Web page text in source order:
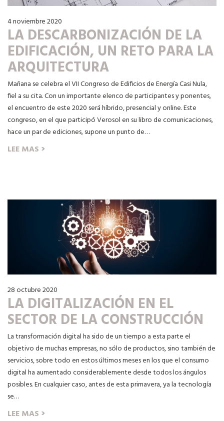
4 noviembre 2020
LA DESCARBONIZACIÓN DE LA
EDIFICACIÓN, UN RETO PARA LA
ARQUITECTURA
Mañana se celebra el VII Congreso de Edificios de Energía Casi Nula,
fiel a su cita. Con un importante elenco de participantes y ponentes,
el encuentro de este 2020 será híbrido, presencial y online. Este
congreso, en el que participó Verosol en su libro de comunicaciones,
hace un par de ediciones, supone un punto de…
LEE MAS ›
28 octubre 2020
LA DIGITALIZACIÓN EN EL
SECTOR DE LA CONSTRUCCIÓN
La transformación digital ha sido de un tiempo a esta parte el
objetivo de muchas empresas, no sólo de productos, sino también de
servicios, sobre todo en estos últimos meses en los que el consumo
digital ha aumentado considerablemente desde todos los ángulos
posibles. En cualquier caso, antes de esta primavera, ya la tecnología
se…
LEE MAS ›